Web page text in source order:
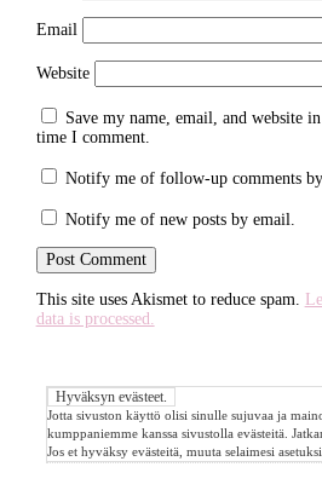
Email
Website
Save my name, email, and website
time I comment.
Notify me of follow-up comments
Notify me of new posts by email.
This site uses Akismet to reduce spam.
data is processed.
Jotta sivuston käyttö olisi sinulle sujuvaa ja
kumppaniemme kanssa sivustolla evästeitä.
Jos et hyväksy evästeitä, muuta selaimesi